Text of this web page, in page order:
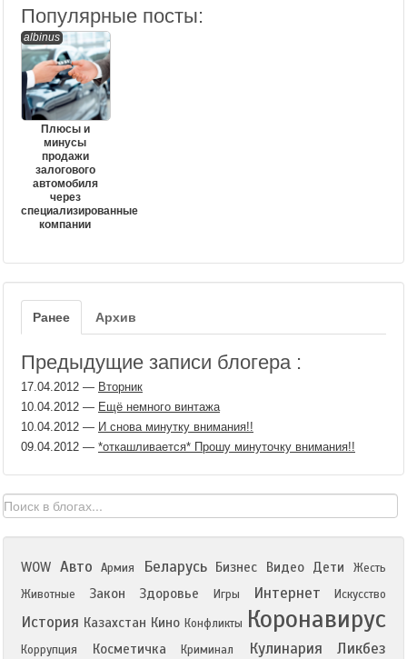
Популярные посты:
albinus
Плюсы и
минусы
продажи
залогового
автомобиля
через
специализированные
компании
Ранее Архив
Предыдущие записи блогера :
17.04.2012 — Вторник
10.04.2012 — Ещё немного винтажа
10.04.2012 — И снова минутку внимания!!
09.04.2012 — *откашливается* Прошу минуточку внимания!!
WOW Авто Армия Беларусь Бизнес Видео Дети
Жесть
Животные
Закон Здоровье Игры Интернет Искусство
История Казахстан Кино Конфликты Коронавирус
Коррупция Косметичка Криминал Кулинария Ликбез